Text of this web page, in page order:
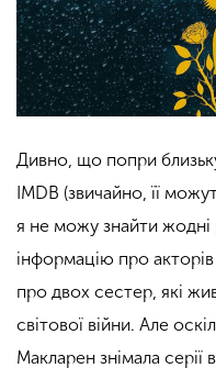
Дивно, що попри
IMDB (звичайно, її
я не можу знайти
інформацію про акторів
про двох сестер, які
світової війни. Але
Макларен знімала серії